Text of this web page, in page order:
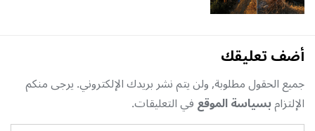
أضف تعليقك
جميع الحقول مطلوبة, ولن يتم نشر بريدك الإلكتروني. يرجى منكم
الإلتزامبسياسة الموقعفي التعليقات.